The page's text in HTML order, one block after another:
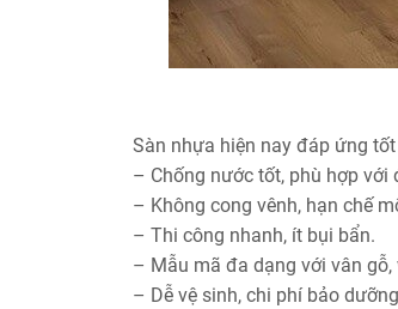
Sàn nhựa hiện nay đáp ứng
– Chống nước tốt, phù hợp với
– Không cong vênh, hạn chế
– Thi công nhanh, ít bụi bẩn.
– Mẫu mã đa dạng với vân
– Dễ vệ sinh, chi phí bảo